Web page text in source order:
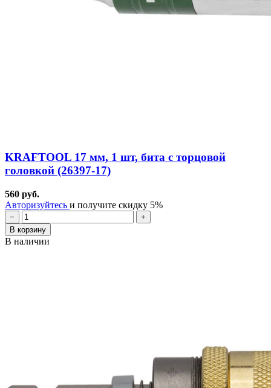
KRAFTOOL 17 мм, 1 шт, бита с торцовой
головкой (26397-17)
560 руб.
Авторизуйтесь и получите скидку 5%
−
+
В корзину
В наличии